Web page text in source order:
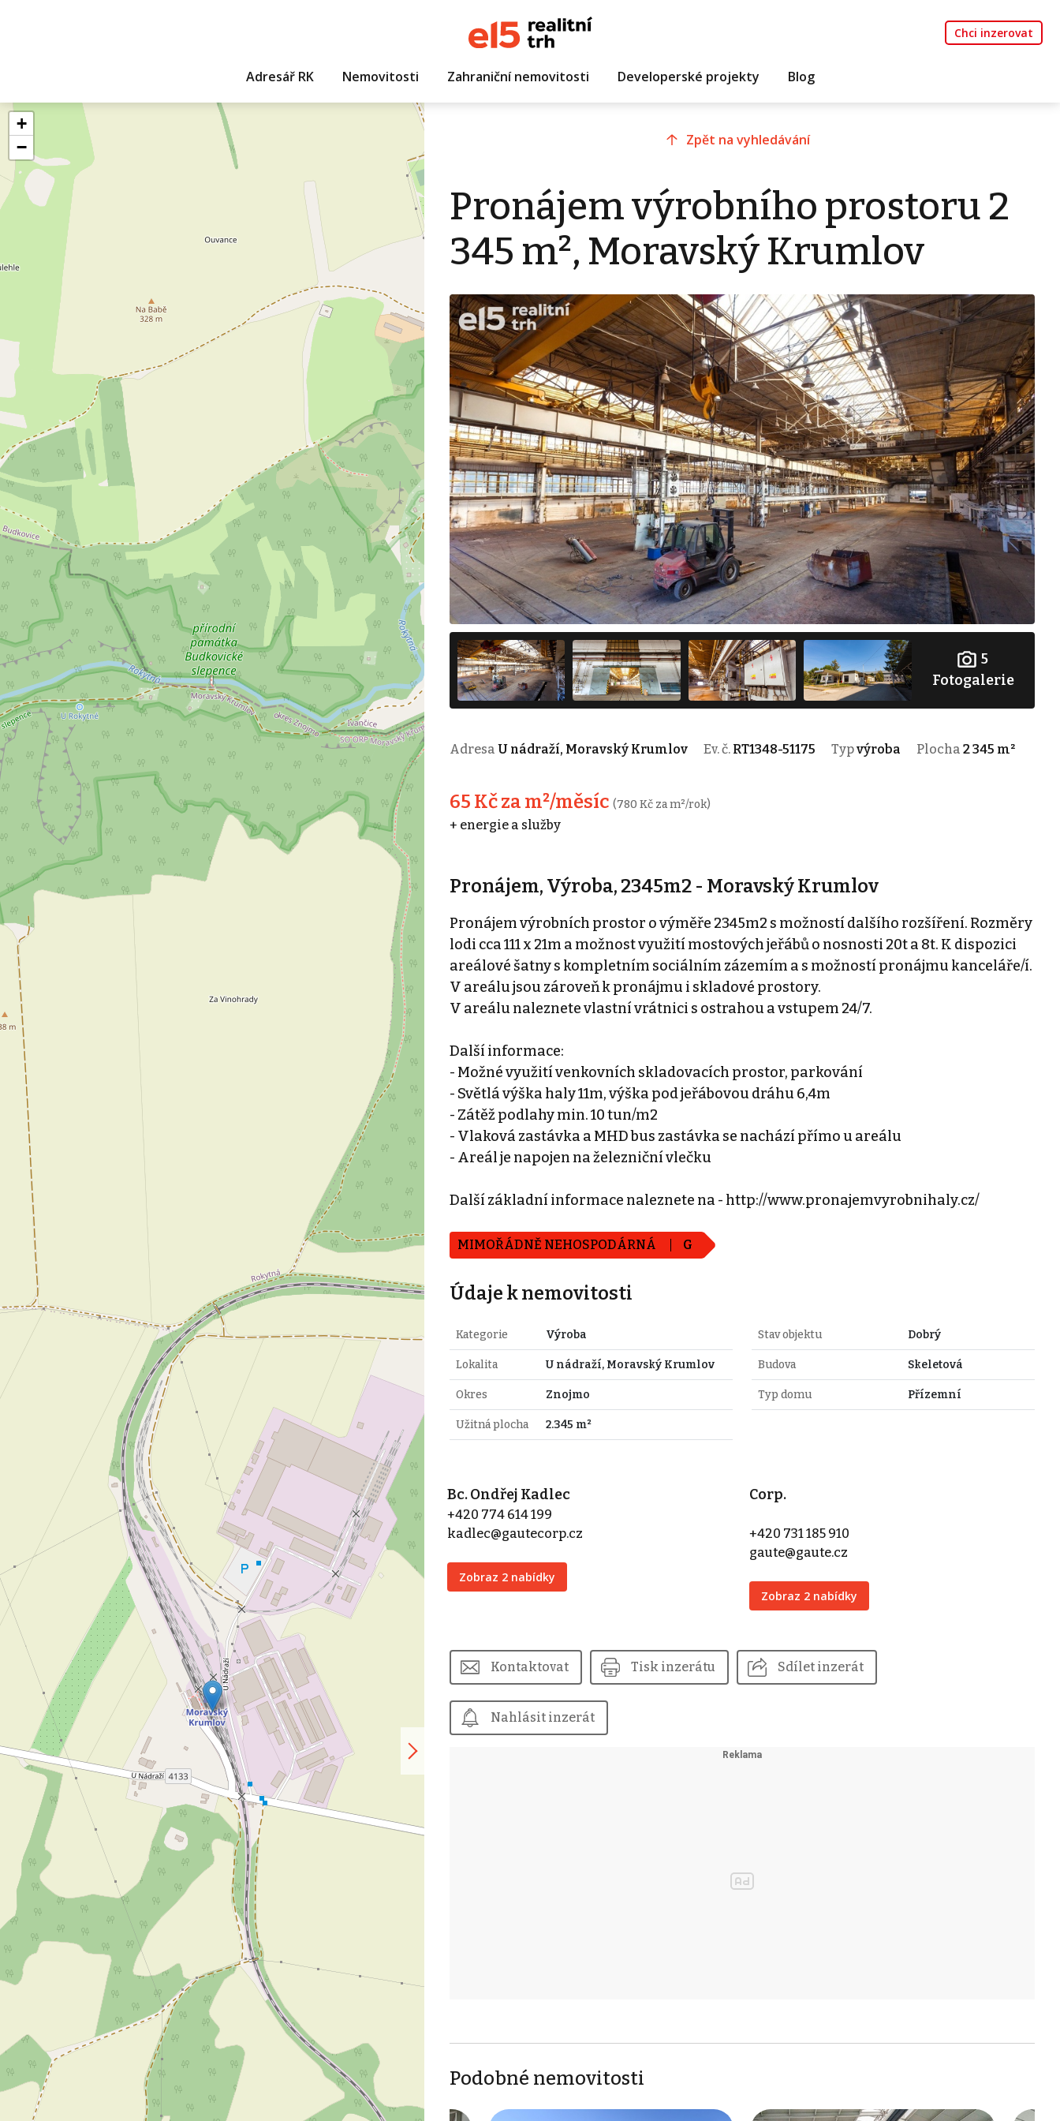
Chci inzerovat
Adresář RK Nemovitosti Zahraniční nemovitosti Developerské projekty Blog
+
−
Zpět na vyhledávání
Pronájem výrobního prostoru 2
345 m², Moravský Krumlov
5
Fotogalerie
Adresa U nádraží, Moravský Krumlov Ev. č. RT1348-51175 Typvýroba Plocha 2 345 m²
65 Kč za m²/měsíc (780 Kč za m²/rok)
+ energie a služby
Pronájem, Výroba, 2345m2 - Moravský Krumlov
Pronájem výrobních prostor o výměře 2345m2 s možností dalšího rozšíření. Rozměry
lodi cca 111 x 21m a možnost využití mostových jeřábů o nosnosti 20t a 8t. K dispozici
areálové šatny s kompletním sociálním zázemím a s možností pronájmu kanceláře/í.
V areálu jsou zároveň k pronájmu i skladové prostory.
V areálu naleznete vlastní vrátnici s ostrahou a vstupem 24/7.
Další informace:
- Možné využití venkovních skladovacích prostor, parkování
- Světlá výška haly 11m, výška pod jeřábovou dráhu 6,4m
- Zátěž podlahy min. 10 tun/m2
- Vlaková zastávka a MHD bus zastávka se nachází přímo u areálu
- Areál je napojen na železniční vlečku
Další základní informace naleznete na - http://www.pronajemvyrobnihaly.cz/
MIMOŘÁDNĚ NEHOSPODÁRNÁ G
Údaje k nemovitosti
Kategorie Výroba
Lokalita U nádraží, Moravský Krumlov
Okres Znojmo
Užitná plocha 2.345 m²
Stav objektu Dobrý
Budova Skeletová
Typ domu Přízemní
Bc. Ondřej Kadlec
+420 774 614 199
kadlec@gautecorp.cz
Zobraz 2 nabídky
Corp.
+420 731 185 910
gaute@gaute.cz
Zobraz 2 nabídky
Kontaktovat Tisk inzerátu Sdílet inzerát
Nahlásit inzerát
Podobné nemovitosti